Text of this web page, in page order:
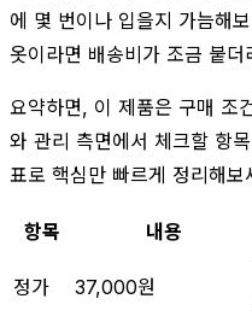
에 몇 번이나 입을지 가늠해
옷이라면 배송비가 조금 붙
요약하면, 이 제품은 구매 조
와 관리 측면에서 체크할 항
표로 핵심만 빠르게 정리해보
항목 내용
정가 37,000원